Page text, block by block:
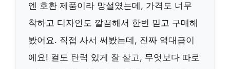
엔 호환 제품이라 망설였는데, 가격도 너무
착하고 디자인도 깔끔해서 한번 믿고 구매해
봤어요. 직접 사서 써봤는데, 진짜 역대급이
에요! 컬도 탄력 있게 잘 살고, 무엇보다 따로